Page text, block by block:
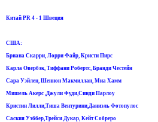
Китай PR 4 - 1 Швеция
США:
Бриана Скарри, Лорри Файр, Кристи Пирс
Карла Овербэк, Тиффани Робертс, Бранди Честейн
Сара Уэйлен, Шеннон Макмиллан, Миа Хамм
Мишель Акерс ,Джули Фуди,Синди Парлоу
Кристин Лилли,Тиша Вентурини,Даниэль Фотопулос
Саския Уэббер,Трейси Дукар, Кейт Собреро